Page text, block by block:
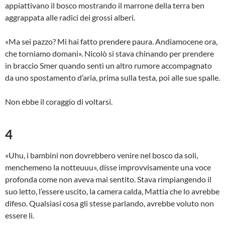
appiattivano il bosco mostrando il marrone della terra ben
aggrappata alle radici dei grossi alberi.
«Ma sei pazzo? Mi hai fatto prendere paura. Andiamocene ora,
che torniamo domani». Nicolò si stava chinando per prendere
in braccio Smer quando sentì un altro rumore accompagnato
da uno spostamento d’aria, prima sulla testa, poi alle sue spalle.
Non ebbe il coraggio di voltarsi.
4
«Uhu, i bambini non dovrebbero venire nel bosco da soli,
menchemeno la notteuuu», disse improvvisamente una voce
profonda come non aveva mai sentito. Stava rimpiangendo il
suo letto, l’essere uscito, la camera calda, Mattia che lo avrebbe
difeso. Qualsiasi cosa gli stesse parlando, avrebbe voluto non
essere lì.